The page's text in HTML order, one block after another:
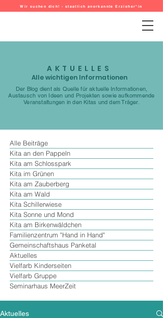
Wir suchen dich! - staatlich anerkannte Erzieher*in
AKTUELLES
Alle wichtigen Informationen
Der Blog dient als Quelle für aktuelle Informationen,
Austausch von Ideen und Projekten sowie aufkommende
Veranstaltungen in den Kitas und dem Träger.
Alle Beiträge
Kita an den Pappeln
Kita am Schlosspark
Kita im Grünen
Kita am Zauberberg
Kita am Wald
Kita Schillerwiese
Kita Sonne und Mond
Kita am Birkenwäldchen
Familienzentrum "Hand in Hand"
Gemeinschaftshaus Panketal
Aktuelles
Vielfarb Kinderseiten
Vielfarb Gruppe
Seminarhaus MeerZeit
Aktuelles